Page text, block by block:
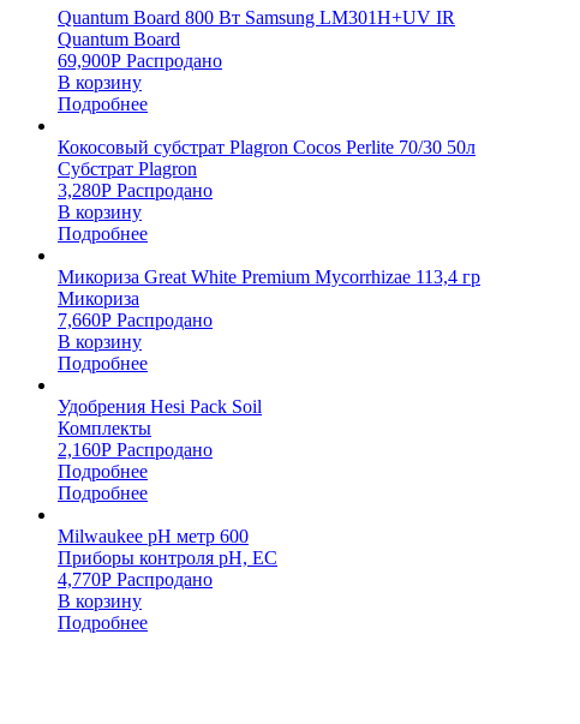
Quantum Board 800 Вт Samsung LM301H+UV IR
Quantum Board
69,900Р Распродано
В корзину
Подробнее
Кокосовый субстрат Plagron Cocos Perlite 70/30 50л
Субстрат Plagron
3,280Р Распродано
В корзину
Подробнее
Микориза Great White Premium Mycorrhizae 113,4 гр
Микориза
7,660Р Распродано
В корзину
Подробнее
Удобрения Hesi Pack Soil
Комплекты
2,160Р Распродано
Подробнее
Подробнее
Milwaukee pH метр 600
Приборы контроля pH, EC
4,770Р Распродано
В корзину
Подробнее